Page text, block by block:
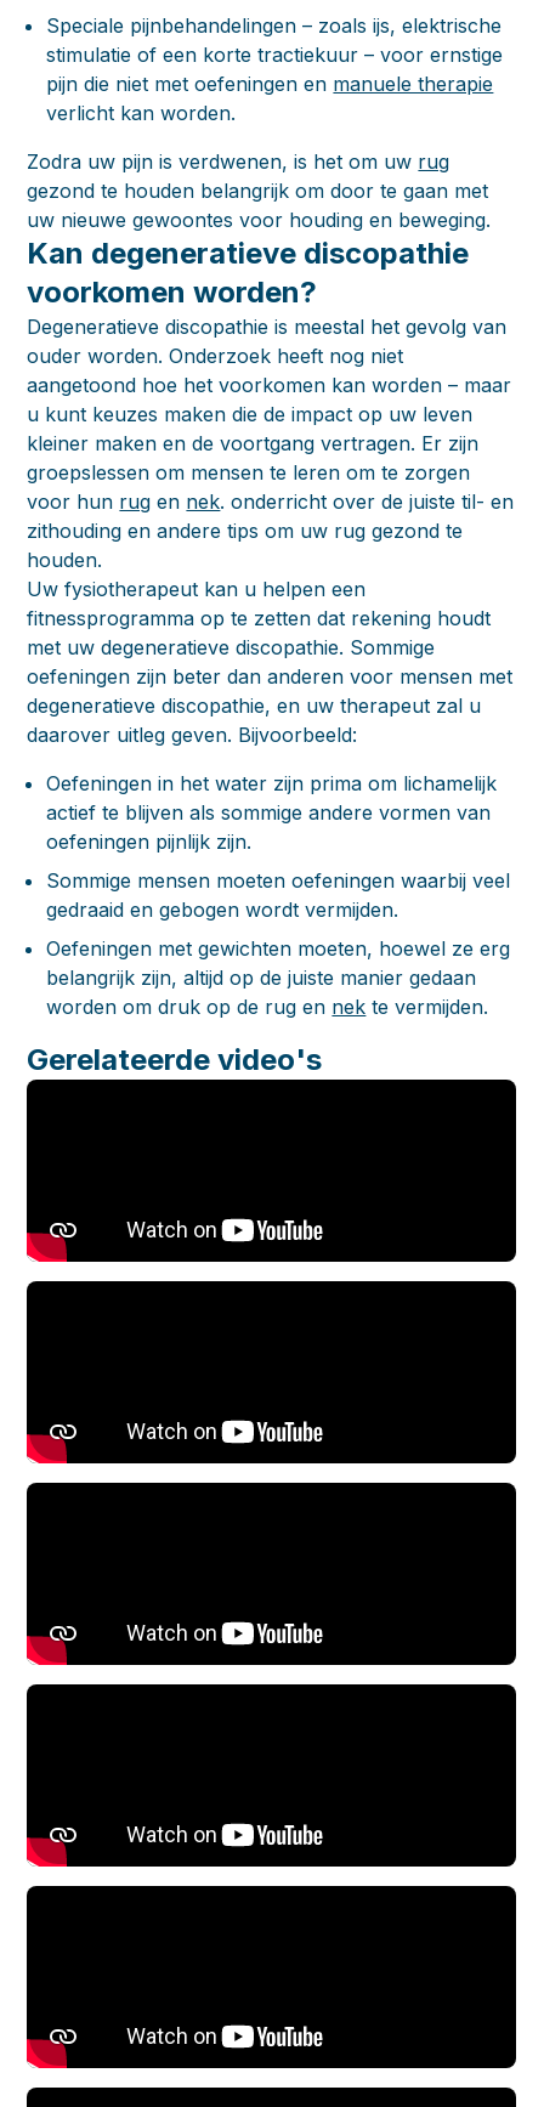
Speciale pijnbehandelingen – zoals ijs, elektrische
stimulatie of een korte tractiekuur – voor ernstige
pijn die niet met oefeningen en manuele therapie
verlicht kan worden.
Zodra uw pijn is verdwenen, is het om uw rug
gezond te houden belangrijk om door te gaan met
uw nieuwe gewoontes voor houding en beweging.
Kan degeneratieve discopathie
voorkomen worden?
Degeneratieve discopathie is meestal het gevolg van
ouder worden. Onderzoek heeft nog niet
aangetoond hoe het voorkomen kan worden – maar
u kunt keuzes maken die de impact op uw leven
kleiner maken en de voortgang vertragen. Er zijn
groepslessen om mensen te leren om te zorgen
voor hun rug en nek. onderricht over de juiste til- en
zithouding en andere tips om uw rug gezond te
houden.
Uw fysiotherapeut kan u helpen een
fitnessprogramma op te zetten dat rekening houdt
met uw degeneratieve discopathie. Sommige
oefeningen zijn beter dan anderen voor mensen met
degeneratieve discopathie, en uw therapeut zal u
daarover uitleg geven. Bijvoorbeeld:
Oefeningen in het water zijn prima om lichamelijk
actief te blijven als sommige andere vormen van
oefeningen pijnlijk zijn.
Sommige mensen moeten oefeningen waarbij veel
gedraaid en gebogen wordt vermijden.
Oefeningen met gewichten moeten, hoewel ze erg
belangrijk zijn, altijd op de juiste manier gedaan
worden om druk op de rug en nek te vermijden.
Gerelateerde video's